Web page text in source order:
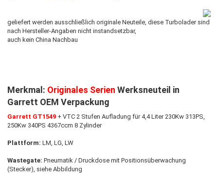
geliefert werden ausschließlich originale Neuteile, diese Turbolader sind
nach Hersteller-Angaben nicht instandsetzbar,
auch kein China Nachbau
Merkmal: Originales Serien Werksneuteil in
Garrett OEM Verpackung
Garrett GT1549 + VTC 2 Stufen Aufladung für 4,4 Liter 230Kw 313PS,
250Kw 340PS 4367ccm 8 Zylinder
Plattform: LM, LG, LW
Wastegate: Pneumatik / Druckdose mit Positionsüberwachung
(Stecker), siehe Abbildung